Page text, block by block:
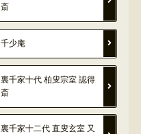
斎
千少庵
裏千家十代 柏叟宗室 認得
斎
裏千家十二代 直叟玄室 又